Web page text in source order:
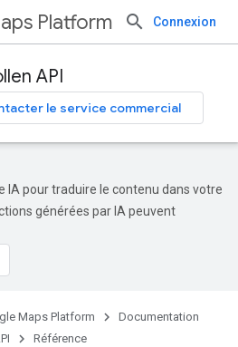
Platform Connexion
API
le service commercial
IA pour traduire le contenu dans votre
générées par IA peuvent
Maps Platform
Documentation
Référence